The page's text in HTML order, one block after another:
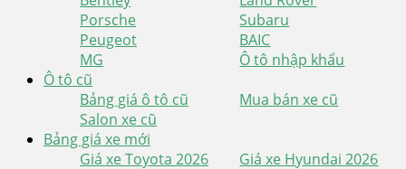
Porsche
Subaru
Peugeot
BAIC
MG
Ô tô nhập khẩu
Ô tô cũ
Bảng giá ô tô cũ
Mua bán xe cũ
Salon xe cũ
Bảng giá xe mới
Giá xe Toyota 2026
Giá xe Hyundai 2026